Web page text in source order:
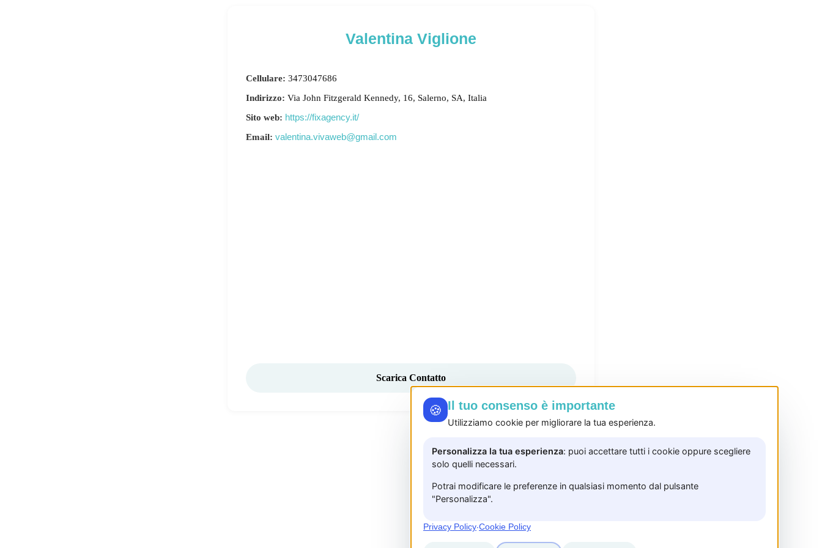
Valentina Viglione
Cellulare: 3473047686
Indirizzo: Via John Fitzgerald Kennedy, 16, Salerno, SA, Italia
Sito web: https://fixagency.it/
Email: valentina.vivaweb@gmail.com
Scarica Contatto
🍪 Il tuo consenso è importante
Utilizziamo cookie per migliorare la tua esperienza.
Personalizza la tua esperienza: puoi accettare tutti i cookie oppure scegliere
solo quelli necessari.
Potrai modificare le preferenze in qualsiasi momento dal pulsante
"Personalizza".
Privacy Policy·Cookie Policy